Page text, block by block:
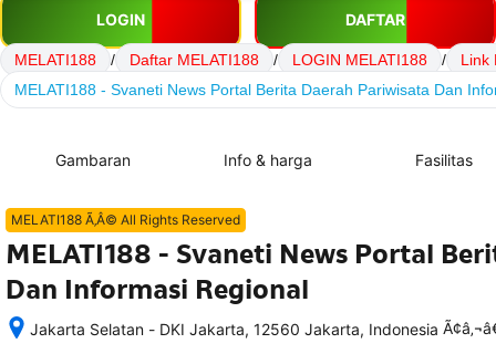
LOGIN DAFTAR
MELATI188 / Daftar MELATI188 / LOGIN MELATI188 /
Link
MELATI188 - Svaneti News Portal Berita Daerah Pariwisata Dan
Gambaran Info & harga Fasilitas
MELATI188 Ã‚Â© All Rights Reserved
MELATI188 - Svaneti News Portal
Dan Informasi Regional
Jakarta Selatan - DKI Jakarta, 12560 Jakarta, Indonesia